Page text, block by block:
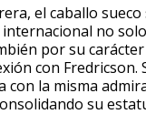
el caballo sueco
no
por su carácter
con Fredricson.
con la misma
su